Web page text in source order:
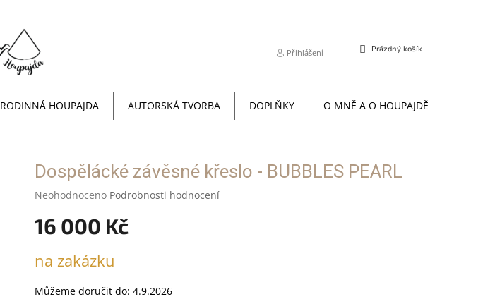
Přihlášení
NÁKUPNÍ
Prázdný košík
RODINNÁ HOUPAJDA AUTORSKÁ TVORBA DOPLŇKY O MNĚ A O HOUPAJDĚ
Dospělácké závěsné křeslo - BUBBLES PEARL
Průměrné
produktu
je
z
hvězdiček.
Neohodnoceno Podrobnosti hodnocení
16 000 Kč
cena:
na zakázku
Můžeme doručit do: 4.9.2026